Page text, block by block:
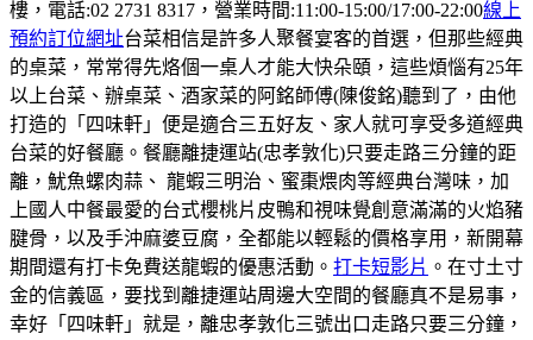
樓，電話:02 2731 8317，營業時間:11:00-15:00/17:00-22:00線上
預約訂位網址台菜相信是許多人聚餐宴客的首選，但那些經典
的桌菜，常常得先烙個一桌人才能大快朵頤，這些煩惱有25年
以上台菜、辦桌菜、酒家菜的阿銘師傅(陳俊銘)聽到了，由他
打造的「四味軒」便是適合三五好友、家人就可享受多道經典
台菜的好餐廳。餐廳離捷運站(忠孝敦化)只要走路三分鐘的距
離，魷魚螺肉蒜、 龍蝦三明治、蜜棗煨肉等經典台灣味，加
上國人中餐最愛的台式櫻桃片皮鴨和視味覺創意滿滿的火焰豬
腱骨，以及手沖麻婆豆腐，全都能以輕鬆的價格享用，新開幕
期間還有打卡免費送龍蝦的優惠活動。 打卡短影片 。在寸土寸
金的信義區，要找到離捷運站周邊大空間的餐廳真不是易事，
幸好「四味軒」就是，離忠孝敦化三號出口走路只要三分鐘，